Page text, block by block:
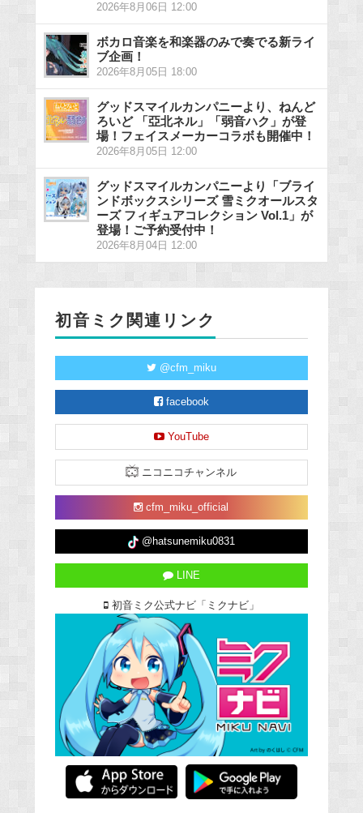
2026年8月06日 12:00
ボカロ音楽を和楽器のみで奏でる新ライ
ブ企画！
2026年8月05日 18:00
グッドスマイルカンパニーより、ねんど
ろいど 「亞北ネル」「弱音ハク」が登
場！フェイスメーカーコラボも開催中！
2026年8月05日 12:00
グッドスマイルカンパニーより「ブライ
ンドボックスシリーズ 雪ミクオールスタ
ーズ フィギュアコレクション Vol.1」が
登場！ご予約受付中！
2026年8月04日 12:00
初音ミク関連リンク
@cfm_miku
facebook
YouTube
ニコニコチャンネル
cfm_miku_official
@hatsunemiku0831
LINE
初音ミク公式ナビ「ミクナビ」